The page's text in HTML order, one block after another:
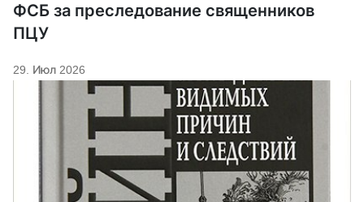
ФСБ за преследование священников
ПЦУ
29. Июл 2026